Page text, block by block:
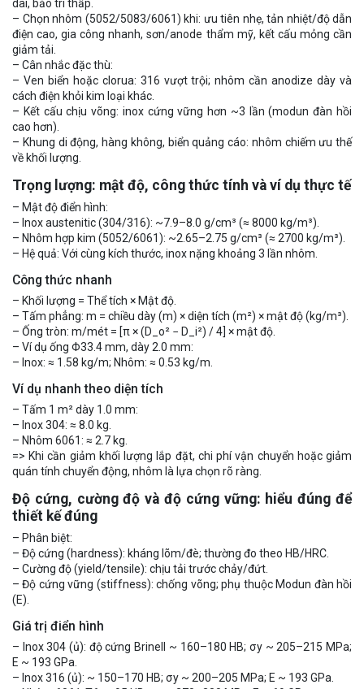
dài, bảo trì thấp.
– Chọn nhôm (5052/5083/6061) khi: ưu tiên nhẹ, tản nhiệt/độ dẫn
điện cao, gia công nhanh, sơn/anode thẩm mỹ, kết cấu mỏng cần
giảm tải.
– Cân nhắc đặc thù:
– Ven biển hoặc clorua: 316 vượt trội; nhôm cần anodize dày và
cách điện khỏi kim loại khác.
– Kết cấu chịu võng: inox cứng vững hơn ~3 lần (modun đàn hồi
cao hơn).
– Khung di động, hàng không, biển quảng cáo: nhôm chiếm ưu thế
về khối lượng.
Trọng lượng: mật độ, công thức tính và ví dụ thực tế
– Mật độ điển hình:
– Inox austenitic (304/316): ~7.9–8.0 g/cm³ (≈ 8000 kg/m³).
– Nhôm hợp kim (5052/6061): ~2.65–2.75 g/cm³ (≈ 2700 kg/m³).
– Hệ quả: Với cùng kích thước, inox nặng khoảng 3 lần nhôm.
Công thức nhanh
– Khối lượng = Thể tích × Mật độ.
– Tấm phẳng: m = chiều dày (m) × diện tích (m²) × mật độ (kg/m³).
– Ống tròn: m/mét = [π × (D_o² − D_i²) / 4] × mật độ.
– Ví dụ ống Φ33.4 mm, dày 2.0 mm:
– Inox: ≈ 1.58 kg/m; Nhôm: ≈ 0.53 kg/m.
Ví dụ nhanh theo diện tích
– Tấm 1 m² dày 1.0 mm:
– Inox 304: ≈ 8.0 kg.
– Nhôm 6061: ≈ 2.7 kg.
=> Khi cần giảm khối lượng lắp đặt, chi phí vận chuyển hoặc giảm
quán tính chuyển động, nhôm là lựa chọn rõ ràng.
Độ cứng, cường độ và độ cứng vững: hiểu đúng để
thiết kế đúng
– Phân biệt:
– Độ cứng (hardness): kháng lõm/đè; thường đo theo HB/HRC.
– Cường độ (yield/tensile): chịu tải trước chảy/đứt.
– Độ cứng vững (stiffness): chống võng; phụ thuộc Modun đàn hồi
(E).
Giá trị điển hình
– Inox 304 (ủ): độ cứng Brinell ~ 160–180 HB; σy ~ 205–215 MPa;
E ~ 193 GPa.
– Inox 316 (ủ): ~ 150–170 HB; σy ~ 200–205 MPa; E ~ 193 GPa.